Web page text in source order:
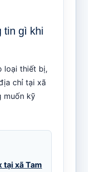
tin gì khi
loại thiết bị,
chỉ tại xã
muốn kỹ
tại xã Tam